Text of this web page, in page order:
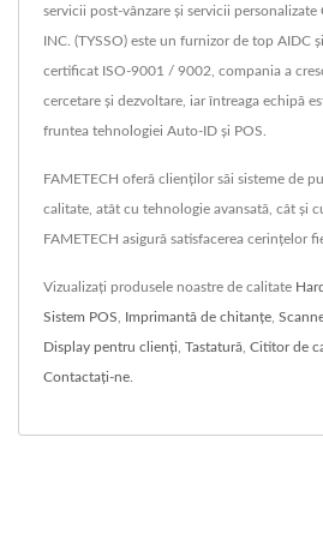
servicii post-vânzare și servicii
INC. (TYSSO) este un furnizor de top AIDC
certificat ISO-9001 / 9002, compania a
cercetare și dezvoltare, iar întreaga echipă
fruntea tehnologiei Auto-ID și POS.
FAMETECH oferă clienților săi sisteme de
calitate, atât cu tehnologie avansată, cât și
FAMETECH asigură satisfacerea cerințelor
Vizualizați produsele noastre de calitate
Sistem POS Imprimantă de chitanțe
Display pentru clienți Tastatură Cititor de
Contactați-ne